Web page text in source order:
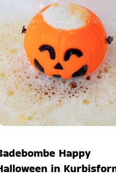
Happy
in